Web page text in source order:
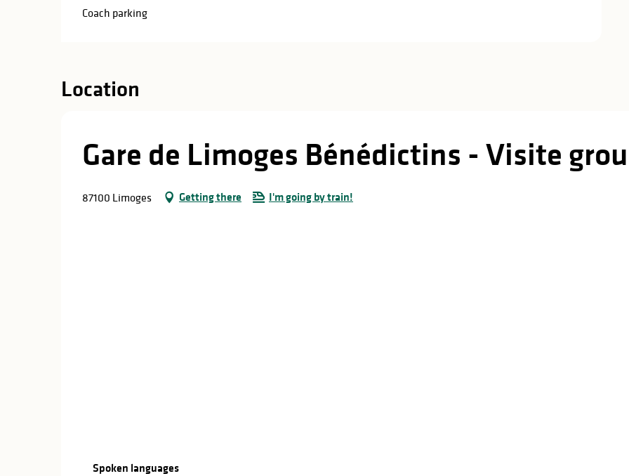
Coach parking
Location
Gare de Limoges Bénédictins - Visite
87100 Limoges Getting there I'm going by train!
Spoken languages
Spoken languages